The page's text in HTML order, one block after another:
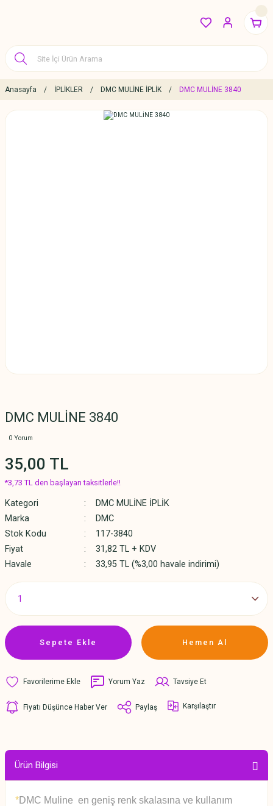
Anasayfa İPLİKLER DMC MULİNE İPLİK DMC MULİNE 3840
DMC MULİNE 3840
0 Yorum
35,00 TL
*3,73 TL den başlayan taksitlerle!!
Kategori
DMC MULİNE İPLİK
Marka
DMC
Stok Kodu
117-3840
Fiyat
31,82 TL + KDV
Havale
33,95 TL (%3,00 havale indirimi)
Sepete Ekle Hemen Al
Yorum Yaz Tavsiye Et
Fiyatı Düşünce Haber Ver Paylaş Karşılaştır
Ürün Bilgisi
*DMC Muline en geniş renk skalasına ve kullanım